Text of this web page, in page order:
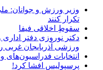
وزیر ورزش و جوانان:
تکرار کنند
سقوطِ اخلاقی فیفا
دکتر نوروزی دفتر
ورزشی آذربایجان غربی
انتخابات
پرسپولیس افشا کرد!